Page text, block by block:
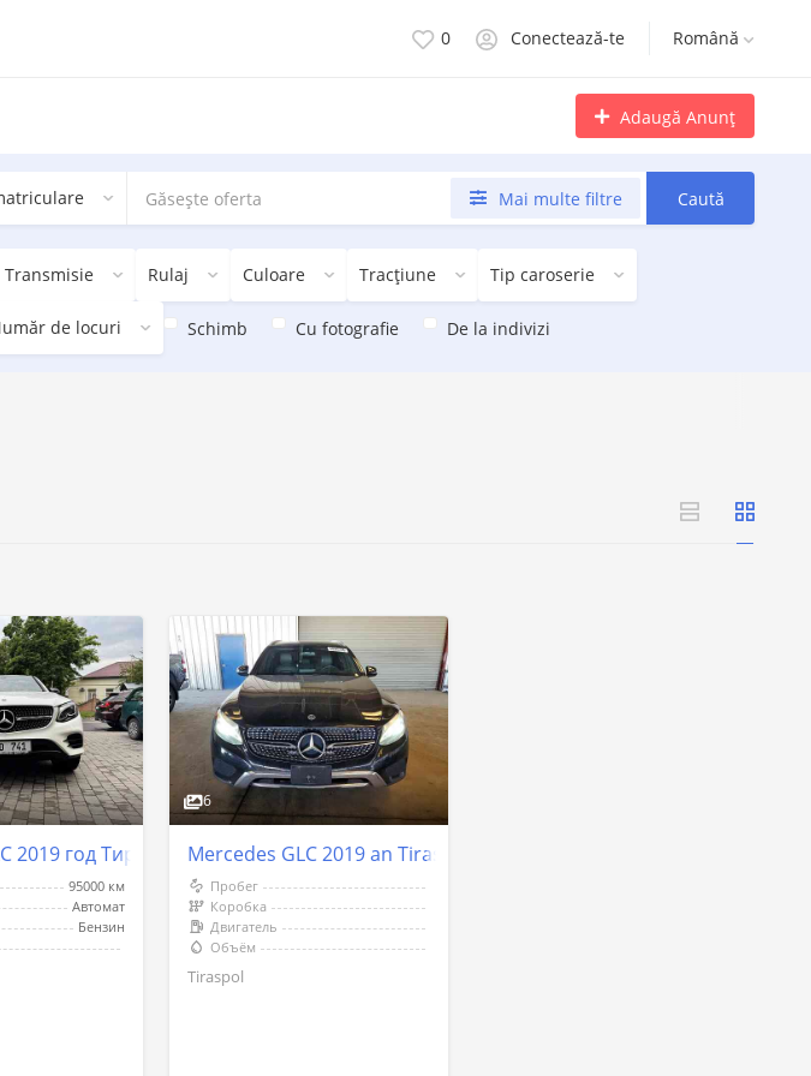
0 Conectează-te Română
Adaugă Anunț
Mai multe filtre Caută
Transmisie Rulaj Culoare Tracțiune Tip caroserie
de locuri Schimb Cu fotografie De la indivizi
2019 год Тирасполь
95000 км
Автомат
Бензин
6
Mercedes GLC 2019 an Tiraspol
Пробег
Коробка
Двигатель
Объём
Tiraspol